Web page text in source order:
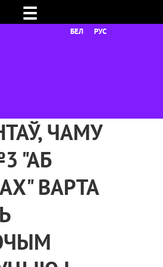
☰
БЕЛ РУС
ЧАМУ
"АБ
ВАРТА